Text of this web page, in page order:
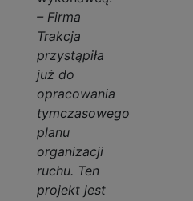
– Firma
Trakcja
przystąpiła
już do
opracowania
tymczasowego
planu
organizacji
ruchu. Ten
projekt jest